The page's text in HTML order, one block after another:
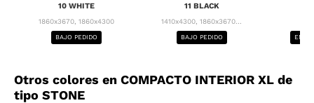
10 WHITE
1860x3670, 1860x4300
BAJO PEDIDO
11 BLACK
1410x4300, 1860x3670...
BAJO PEDIDO
Otros colores en COMPACTO INTERIOR XL de
tipo STONE